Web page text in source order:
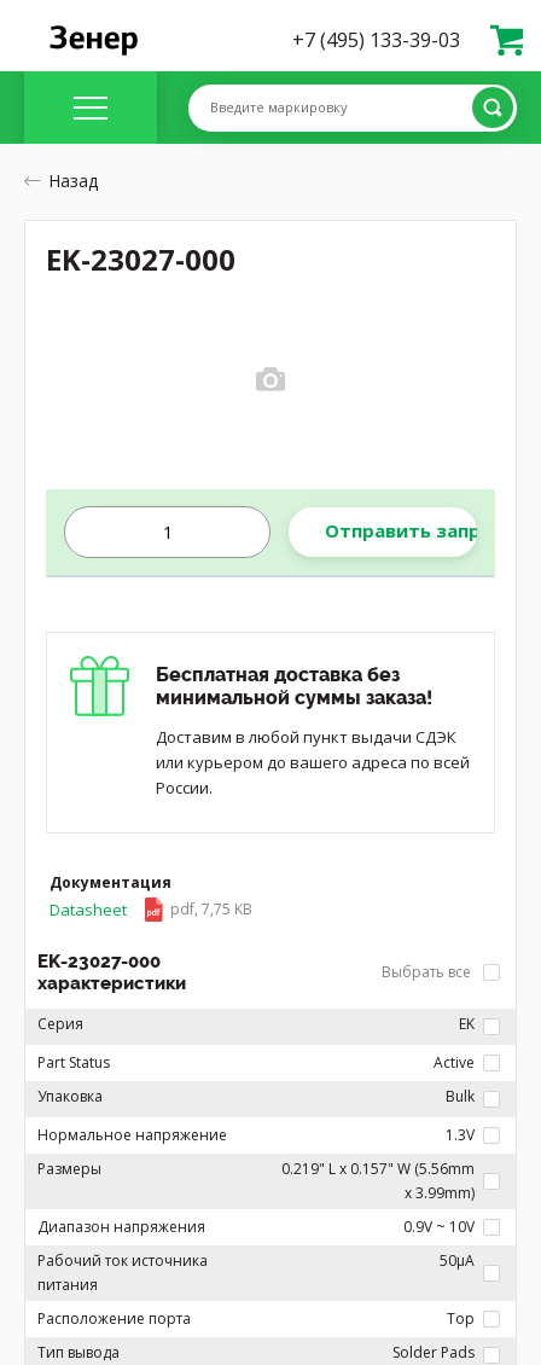
+7 (495) 133-39-03
Введите маркировку
Назад
Отправить запрос
Бесплатная доставка без
минимальной суммы заказа!
Доставим в любой пункт выдачи СДЭК
или курьером до вашего адреса по всей
России.
Документация
Datasheet pdf, 7,75 KB
EK-23027-000
характеристики
Выбрать все
Серия
EK
Part Status
Active
Упаковка
Bulk
Нормальное напряжение
1.3V
Размеры
0.219" L x 0.157" W (5.56mm
x 3.99mm)
Диапазон напряжения
0.9V ~ 10V
Рабочий ток источника
питания
50µA
Расположение порта
Top
Тип вывода
Solder Pads
EK-23027-000